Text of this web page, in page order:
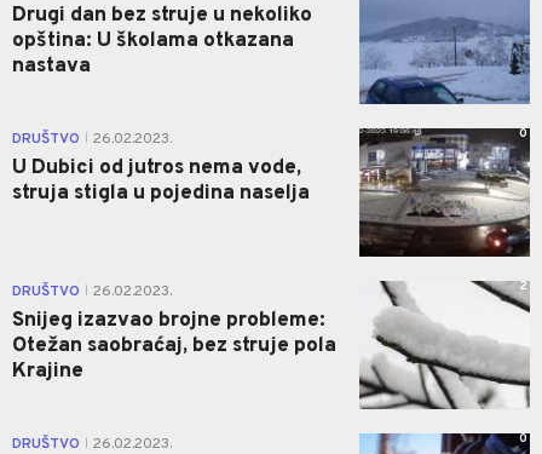
Drugi dan bez struje u nekoliko
opština: U školama otkazana
nastava
DRUŠTVO 26.02.2023.
U Dubici od jutros nema vode,
struja stigla u pojedina naselja
0
DRUŠTVO 26.02.2023.
Snijeg izazvao brojne probleme:
Otežan saobraćaj, bez struje pola
Krajine
2
DRUŠTVO 26.02.2023. 0